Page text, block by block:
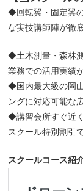
◆回転翼・固定翼
な実技講師陣が徹
◆土木測量・森林
業務での活用実績
◆国内最大級の岡
ングに対応可能な
◆講習会所すぐ近
スクール特別割引
スクールコース紹